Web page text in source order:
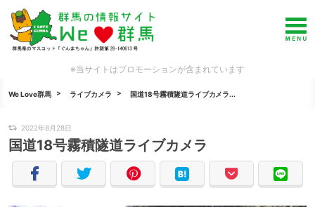
※当サイトはプロモーションが含まれています
We Love群馬 ライブカメラ 国道18号霧積隧道ライブカメラ...
2022年8月28日
国道18号霧積隧道ライブカメラ